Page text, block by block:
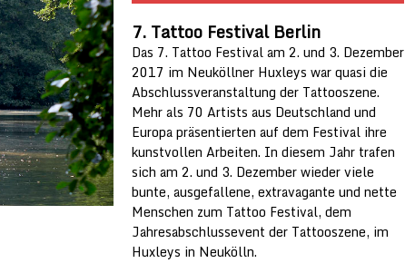
7. Tattoo Festival Berlin
Das 7. Tattoo Festival am 2. und 3. Dezember
2017 im Neuköllner Huxleys war quasi die
Abschlussveranstaltung der Tattooszene.
Mehr als 70 Artists aus Deutschland und
Europa präsentierten auf dem Festival ihre
kunstvollen Arbeiten. In diesem Jahr trafen
sich am 2. und 3. Dezember wieder viele
bunte, ausgefallene, extravagante und nette
Menschen zum Tattoo Festival, dem
Jahresabschlussevent der Tattooszene, im
Huxleys in Neukölln.